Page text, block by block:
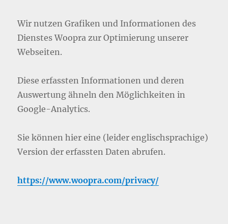
Wir nutzen Grafiken und Informationen des
Dienstes Woopra zur Optimierung unserer
Webseiten.
Diese erfassten Informationen und deren
Auswertung ähneln den Möglichkeiten in
Google-Analytics.
Sie können hier eine (leider englischsprachige)
Version der erfassten Daten abrufen.
https://www.woopra.com/privacy/